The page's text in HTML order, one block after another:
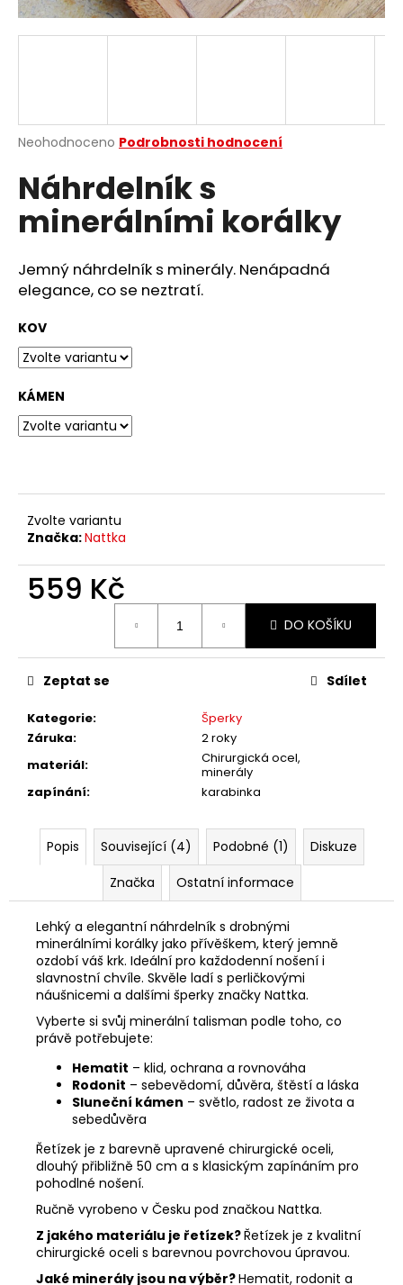
Průměrné
produktu
je
hvězdiček.
Neohodnoceno Podrobnosti hodnocení
Náhrdelník s
minerálními korálky
Jemný náhrdelník s minerály. Nenápadná
elegance, co se neztratí.
KOV
KÁMEN
Zvolte variantu
Značka:Nattka
559 Kč
DO KOŠÍKU
Kategorie:
Šperky
Záruka:
2 roky
materiál:
Chirurgická ocel,
minerály
zapínání: karabinka
Zeptat se Sdílet
Popis Související (4) Podobné (1)
Diskuze
Značka
Ostatní informace
Lehký a elegantní náhrdelník s drobnými
minerálními korálky jako přívěškem, který jemně
ozdobí váš krk. Ideální pro každodenní nošení i
slavnostní chvíle. Skvěle ladí s perličkovými
náušnicemi a dalšími šperky značky Nattka.
Vyberte si svůj minerální talisman podle toho, co
právě potřebujete:
Hematit – klid, ochrana a rovnováha
Rodonit – sebevědomí, důvěra, štěstí a láska
Sluneční kámen – světlo, radost ze života a
sebedůvěra
Řetízek je z barevně upravené chirurgické oceli,
dlouhý přibližně 50 cm a s klasickým zapínáním pro
pohodlné nošení.
Ručně vyrobeno v Česku pod značkou Nattka.
Z jakého materiálu je řetízek?Řetízek je z kvalitní
chirurgické oceli s barevnou povrchovou úpravou.
Jaké minerály jsou na výběr?Hematit, rodonit a
a
j
?
HLEDAT
D
p
o
r
u
č
u